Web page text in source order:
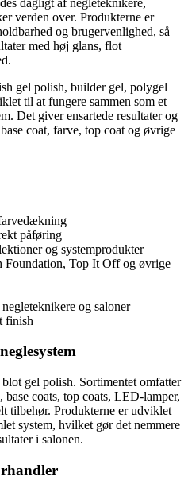
dagligt af negleteknikere,
verden over. Produkterne er
og brugervenlighed, så
med høj glans, flot
gel polish, builder gel, polygel
til at fungere sammen som et
Det giver ensartede resultater og
coat, farve, top coat og øvrige
påføring
og systemprodukter
Foundation, Top It Off og øvrige
og saloner
finish
gel polish. Sortimentet omfatter
coats, top coats, LED-lamper,
tilbehør. Produkterne er udviklet
system, hvilket gør det nemmere
i salonen.